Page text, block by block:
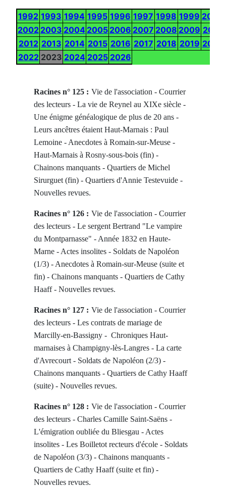
1992 1993 1994 1995 1996 1997 1998 1999 2000
2002 2003 2004 2005 2006 2007 2008 2009 2010
2012 2013 2014 2015 2016 2017 2018 2019 2020
2022 2023 2024 2025 2026
Racines n° 125 : Vie de l'association - Courrier
des lecteurs - La vie de Reynel au XIXe siècle -
Une énigme généalogique de plus de 20 ans -
Leurs ancêtres étaient Haut-Marnais : Paul
Lemoine - Anecdotes à Romain-sur-Meuse -
Haut-Marnais à Rosny-sous-bois (fin) -
Chainons manquants - Quartiers de Michel
Sirurguet (fin) - Quartiers d'Annie Testevuide -
Nouvelles revues.
Racines n° 126 : Vie de l'association - Courrier
des lecteurs - Le sergent Bertrand "Le vampire
du Montparnasse" - Année 1832 en Haute-
Marne - Actes insolites - Soldats de Napoléon
(1/3) - Anecdotes à Romain-sur-Meuse (suite et
fin) - Chainons manquants - Quartiers de Cathy
Haaff - Nouvelles revues.
Racines n° 127 : Vie de l'association - Courrier
des lecteurs - Les contrats de mariage de
Marcilly-en-Bassigny - Chroniques Haut-
marnaises à Champigny-lès-Langres - La carte
d'Avrecourt - Soldats de Napoléon (2/3) -
Chainons manquants - Quartiers de Cathy Haaff
(suite) - Nouvelles revues.
Racines n° 128 : Vie de l'association - Courrier
des lecteurs - Charles Camille Saint-Saëns -
L'émigration oubliée du Bliesgau - Actes
insolites - Les Boilletot recteurs d'école - Soldats
de Napoléon (3/3) - Chainons manquants -
Quartiers de Cathy Haaff (suite et fin) -
Nouvelles revues.